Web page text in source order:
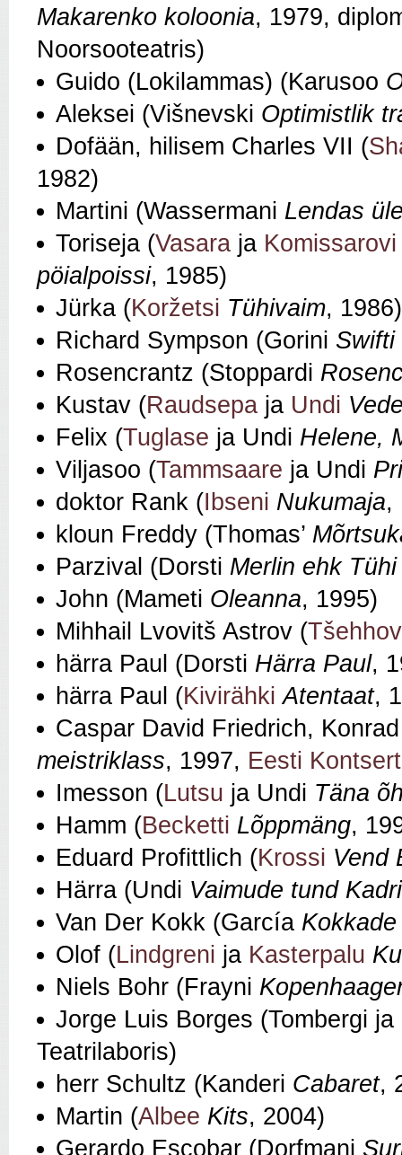
Makarenko koloonia, 1979,
Noorsooteatris)
Guido (Lokilammas) (Karusoo
Aleksei (Višnevski Optimistlik
Dofään, hilisem Charles VII (
1982)
Martini (Wassermani Lendas
Toriseja (Vasara ja Komissarovi
pöialpoissi, 1985)
Jürka (Koržetsi Tühivaim, 1986)
Richard Sympson (Gorini Swifti
Rosencrantz (Stoppardi
Kustav (Raudsepa ja Undi
Felix (Tuglase ja Undi Helene,
Viljasoo (Tammsaare ja Undi
doktor Rank (Ibseni Nukumaja,
kloun Freddy (Thomas’
Parzival (Dorsti Merlin ehk
John (Mameti Oleanna, 1995)
Mihhail Lvovitš Astrov (
härra Paul (Dorsti Härra Paul,
härra Paul (Kivirähki Atentaat,
Caspar David Friedrich,
meistriklass, 1997, Eesti Kontsert
Imesson (Lutsu ja Undi Täna
Hamm (Becketti Lõppmäng,
Eduard Profittlich (Krossi Vend
Härra (Undi Vaimude tund
Van Der Kokk (García
Olof (Lindgreni ja Kasterpalu
Niels Bohr (Frayni
Jorge Luis Borges (Tombergi ja
Teatrilaboris)
herr Schultz (Kanderi Cabaret,
Martin (Albee Kits, 2004)
Gerardo Escobar (Dorfmani